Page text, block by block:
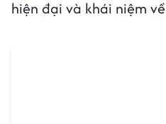
hiện đại và khái niệm